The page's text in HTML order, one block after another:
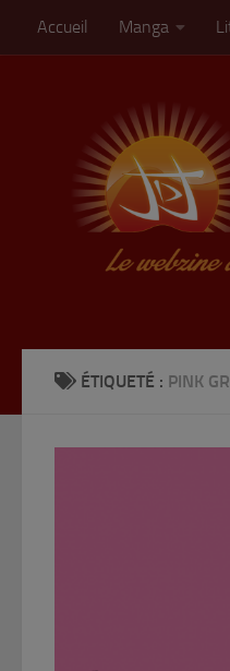
Skip to content
Accueil Manga
ÉTIQUETÉ : PINK